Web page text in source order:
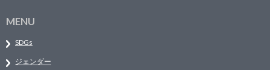
MENU
SDGs
ジェンダー